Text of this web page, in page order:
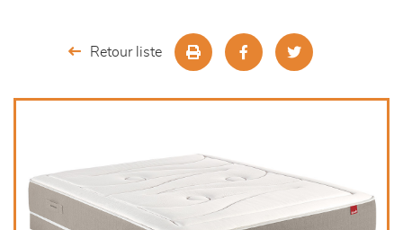
Retour liste